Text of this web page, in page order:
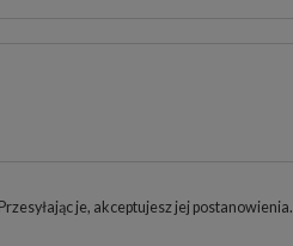
je, akceptujesz jej postanowienia.